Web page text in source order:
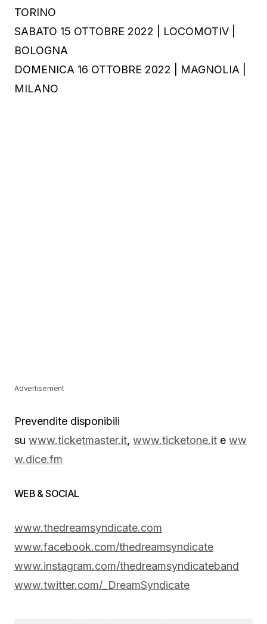
TORINO
SABATO 15 OTTOBRE 2022 | LOCOMOTIV |
BOLOGNA
DOMENICA 16 OTTOBRE 2022 | MAGNOLIA |
MILANO
Advertisement
Prevendite disponibili
su www.ticketmaster.it, www.ticketone.it e ww
w.dice.fm
WEB & SOCIAL
www.thedreamsyndicate.com
www.facebook.com/thedreamsyndicate
www.instagram.com/thedreamsyndicateband
www.twitter.com/_DreamSyndicate